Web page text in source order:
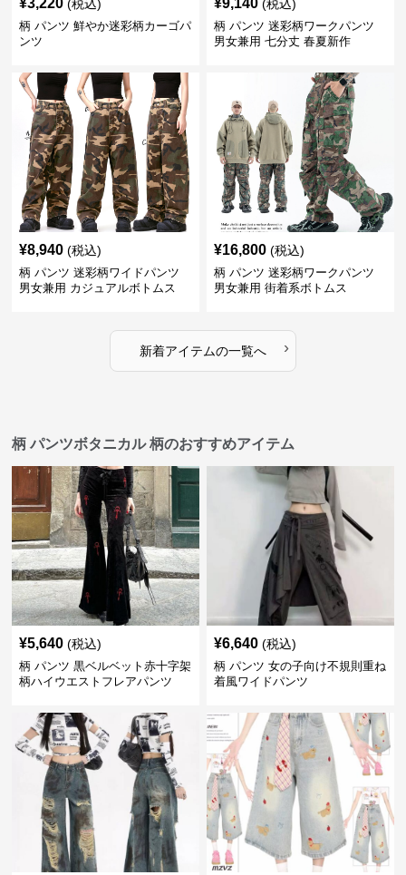
¥3,220 (税込)
柄 パンツ 鮮やか迷彩柄カーゴパ
ンツ
¥9,140 (税込)
柄 パンツ 迷彩柄ワークパンツ
男女兼用 七分丈 春夏新作
¥8,940 (税込)
柄 パンツ 迷彩柄ワイドパンツ
男女兼用 カジュアルボトムス
¥16,800 (税込)
柄 パンツ 迷彩柄ワークパンツ
男女兼用 街着系ボトムス
新着アイテムの一覧へ ›
柄 パンツボタニカル 柄のおすすめアイテム
¥5,640 (税込)
柄 パンツ 黒ベルベット赤十字架
柄ハイウエストフレアパンツ
¥6,640 (税込)
柄 パンツ 女の子向け不規則重ね
着風ワイドパンツ